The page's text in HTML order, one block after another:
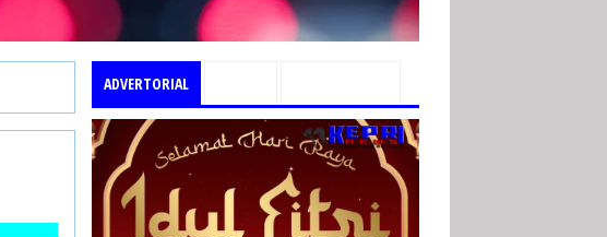
ADVERTORIAL